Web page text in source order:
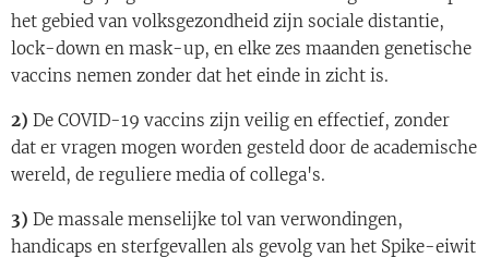
het gebied van volksgezondheid zijn sociale distantie,
lock-down en mask-up, en elke zes maanden genetische
vaccins nemen zonder dat het einde in zicht is.
2) De COVID-19 vaccins zijn veilig en effectief, zonder
dat er vragen mogen worden gesteld door de academische
wereld, de reguliere media of collega's.
3) De massale menselijke tol van verwondingen,
handicaps en sterfgevallen als gevolg van het Spike-eiwit